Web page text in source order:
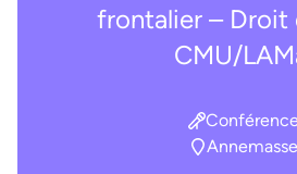
frontalier – Droit
CMU/
Conférence
Annemasse